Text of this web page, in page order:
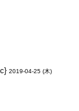
2019-04-25 (木)